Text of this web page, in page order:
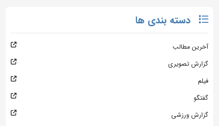
دسته بندی ها
آخرین مطالب
گزارش تصویری
فیلم
گفتگو
گزارش ورزشی